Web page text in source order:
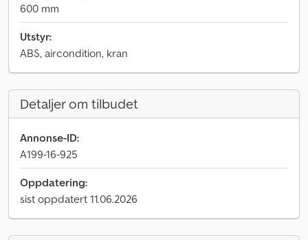
600 mm
Utstyr:
ABS, aircondition, kran
Detaljer om tilbudet
Annonse-ID:
A199-16-925
Oppdatering:
sist oppdatert 11.06.2026